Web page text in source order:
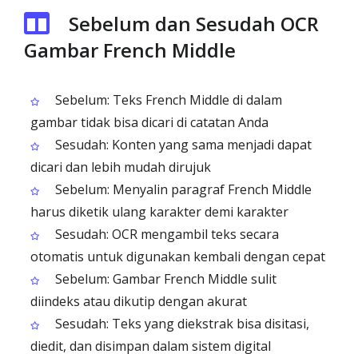
Sebelum dan Sesudah OCR
Gambar French Middle
Sebelum: Teks French Middle di dalam
gambar tidak bisa dicari di catatan Anda
Sesudah: Konten yang sama menjadi dapat
dicari dan lebih mudah dirujuk
Sebelum: Menyalin paragraf French Middle
harus diketik ulang karakter demi karakter
Sesudah: OCR mengambil teks secara
otomatis untuk digunakan kembali dengan cepat
Sebelum: Gambar French Middle sulit
diindeks atau dikutip dengan akurat
Sesudah: Teks yang diekstrak bisa disitasi,
diedit, dan disimpan dalam sistem digital